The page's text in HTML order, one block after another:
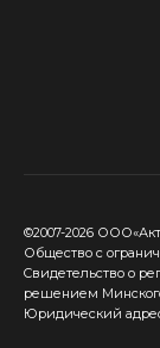
©2007-2026
Общество с
Cвидетельство о
решением
Юридический адрес